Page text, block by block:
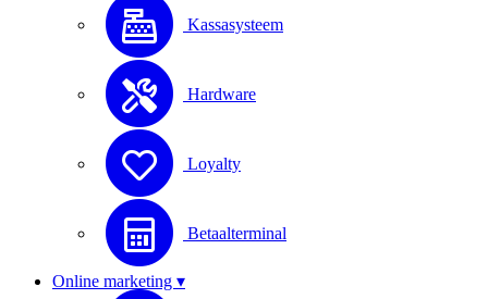
Kassasysteem
Hardware
Loyalty
Betaalterminal
Online marketing ▾